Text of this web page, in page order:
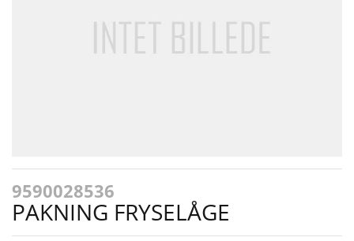
9590028536
PAKNING FRYSELÅGE